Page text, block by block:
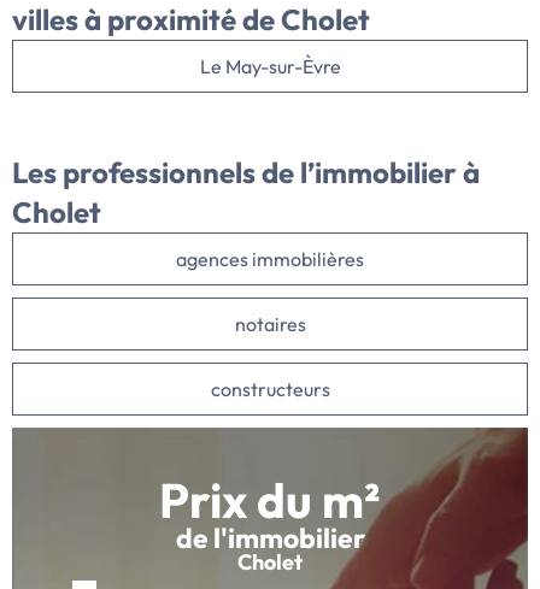
villes à proximité de Cholet
Le May-sur-Èvre
Les professionnels de l’immobilier à
Cholet
agences immobilières
notaires
constructeurs
Prix du m²
de l'immobilier
Cholet